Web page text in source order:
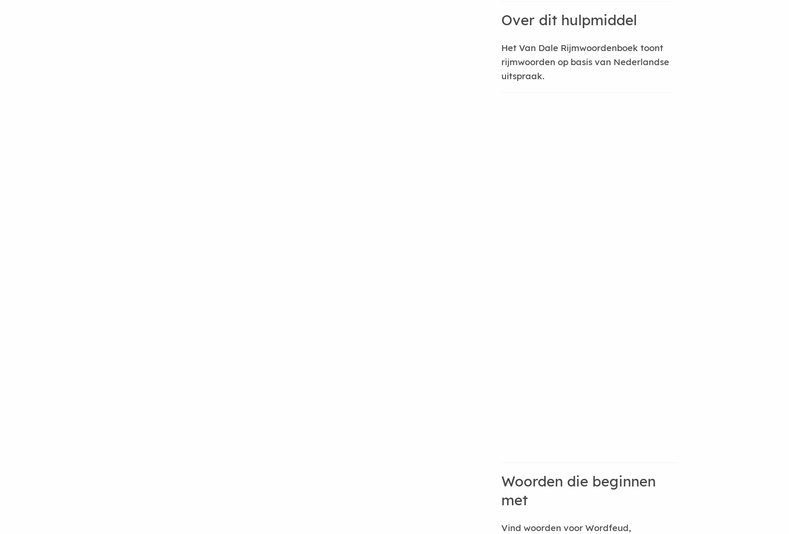
Over dit hulpmiddel
Het Van Dale Rijmwoordenboek toont
rijmwoorden op basis van Nederlandse
uitspraak.
Woorden die beginnen
met
Vind woorden voor Wordfeud,